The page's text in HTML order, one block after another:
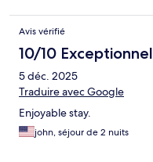
Avis vérifié
10/10 Exceptionnel
5 déc. 2025
Traduire avec Google
Enjoyable stay.
john, séjour de 2 nuits